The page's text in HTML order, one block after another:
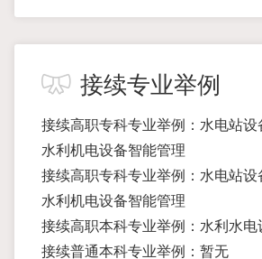
接续专业举例
接续高职专科专业举例：水电站设
水利机电设备智能管理
接续高职专科专业举例：水电站设
水利机电设备智能管理
接续高职本科专业举例：水利水电
接续普通本科专业举例：暂无